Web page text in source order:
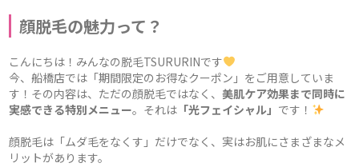
顔脱毛の魅力って？
こんにちは！みんなの脱毛TSURURINです
今、船橋店では「期間限定のお得なクーポン」をご用意していま
す！その内容は、ただの顔脱毛ではなく、美肌ケア効果まで同時に
実感できる特別メニュー。それは 「光フェイシャル」 です！
顔脱毛は「ムダ毛をなくす」だけでなく、実はお肌にさまざまなメ
リットがあります。